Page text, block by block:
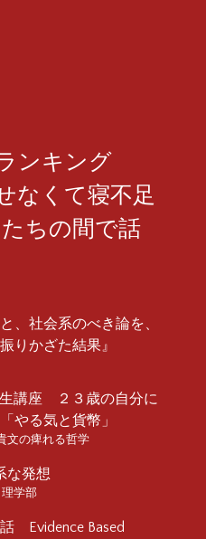
ンキング
なくて寝不足
ちの間で話
、社会系のべき論を、
りかざた結果』
講座 ２３歳の自分に
やる気と貨幣」
文の痺れる哲学
な発想
学部
Evidence Based